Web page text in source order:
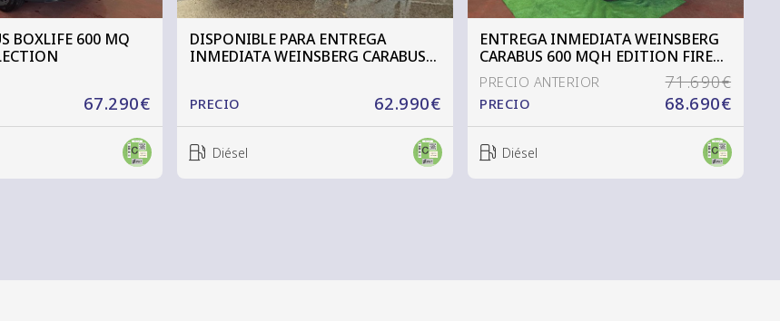
BOXLIFE 600 MQ
67.290€
DISPONIBLE PARA ENTREGA
INMEDIATA WEINSBERG CARABUS
62.990€
PRECIO
Diésel
ENTREGA INMEDIATA WEINSBERG
CARABUS 600 MQH EDITION FIRE
EN ASTURIAS
71.690€
68.690€
PRECIO
Diésel